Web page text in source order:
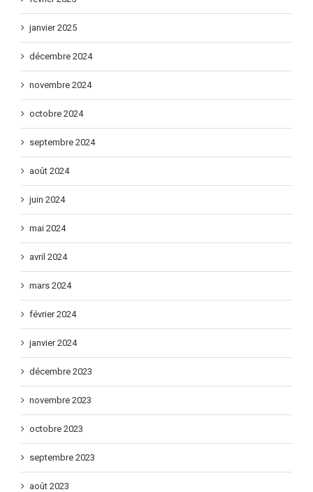
janvier 2025
décembre 2024
novembre 2024
octobre 2024
septembre 2024
août 2024
juin 2024
mai 2024
avril 2024
mars 2024
février 2024
janvier 2024
décembre 2023
novembre 2023
octobre 2023
septembre 2023
août 2023